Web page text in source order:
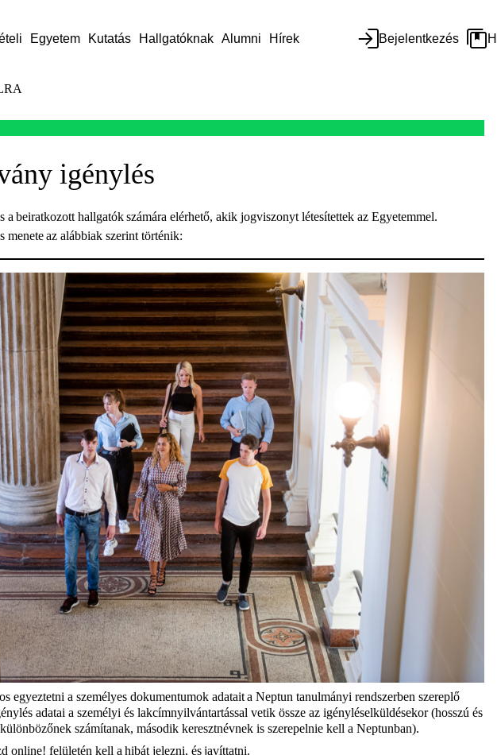
Egyetem Kutatás Hallgatóknak Alumni Hírek Bejelentkezés
igénylés
beiratkozott hallgatók számára elérhető, akik jogviszonyt létesítettek az Egyetemmel.
az alábbiak szerint történik:
egyeztetni a személyes dokumentumok adatait a Neptun tanulmányi rendszerben szereplő
adatai a személyi és lakcímnyilvántartással vetik össze az igényléselküldésekor (hosszú és
számítanak, második keresztnévnek is szerepelnie kell a Neptunban).
online! felületén kell a hibát jelezni, és javíttatni.